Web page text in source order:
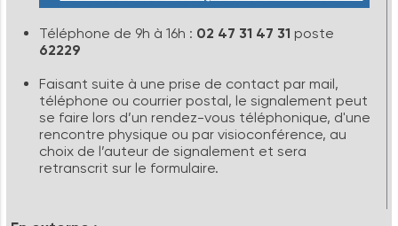
Téléphone de 9h à 16h : 02 47 31 47 31 poste
62229
Faisant suite à une prise de contact par mail,
téléphone ou courrier postal, le signalement peut
se faire lors d’un rendez-vous téléphonique, d'une
rencontre physique ou par visioconférence, au
choix de l’auteur de signalement et sera
retranscrit sur le formulaire.